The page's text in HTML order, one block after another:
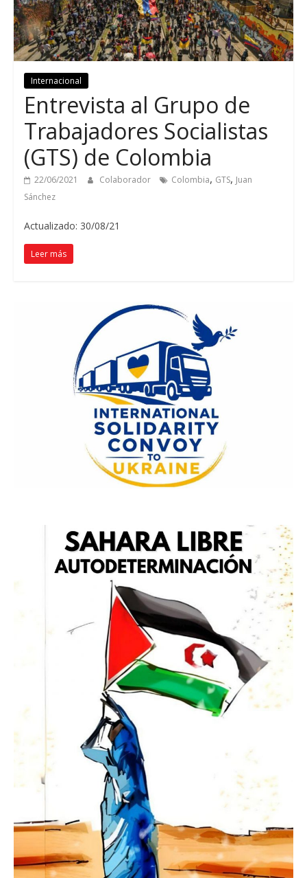
Internacional
Entrevista al Grupo de
Trabajadores Socialistas
(GTS) de Colombia
22/06/2021 Colaborador Colombia, GTS, Juan
Sánchez
Actualizado: 30/08/21
Leer más